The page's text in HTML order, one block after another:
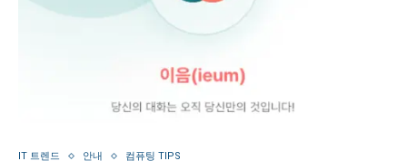
IT 트렌드 안내 컴퓨팅 TIPS